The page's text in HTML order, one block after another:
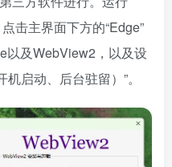
击主界面下方的“Edge”
以及WebView2，以及设
启动、后台驻留）”。